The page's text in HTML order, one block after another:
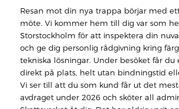
Resan mot din nya trappa börjar med
möte. Vi kommer hem till dig var som
Storstockholm för att inspektera din
och ge dig personlig rådgivning kring
tekniska lösningar. Under besöket får du
direkt på plats, helt utan bindningstid
Vi ser till att du som kund får ut det
avdraget under 2026 och sköter all